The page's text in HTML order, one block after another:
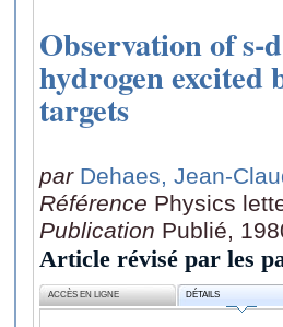
Observation of s-
hydrogen excited
targets
par Dehaes, Jean-
Référence Physics
Publication Publié,
Article révisé par les
ACCÈS EN LIGNE DÉTAILS